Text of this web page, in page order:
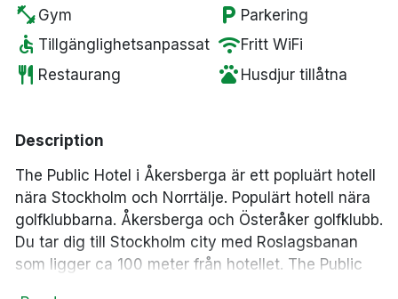
fitness_center Gym local_parking Parkering
accessible Tillgänglighetsanpassat wifiFritt WiFi
restaurant Restaurang pets Husdjur tillåtna
Description
The Public Hotel i Åkersberga är ett popluärt hotell
nära Stockholm och Norrtälje. Populärt hotell nära
golfklubbarna. Åkersberga och Österåker golfklubb.
Du tar dig till Stockholm city med Roslagsbanan
som ligger ca 100 meter från hotellet. The Public